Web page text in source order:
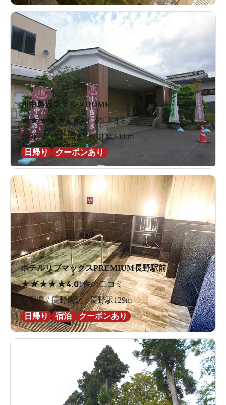
川中島温泉テルメDOME
★★★★★4.679件の口コミ
長野県 / 長野周辺 / 今井駅1.0km
日帰り
クーポンあり
ホテルリブマックスPREMIUM長野駅前
★★★★★4.01件の口コミ
長野県 / 長野周辺 / 長野駅129m
日帰り
宿泊 クーポンあり